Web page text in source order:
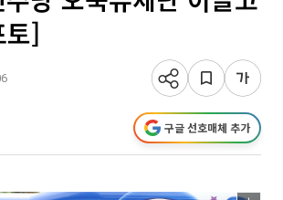
토]
구글 선호매체 추가